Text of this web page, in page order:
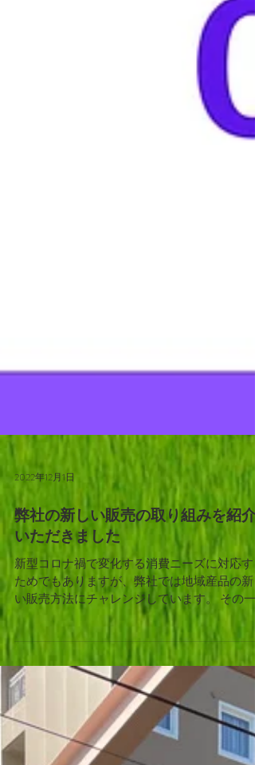
2022年12月1日
弊社の新しい販売の取り組みを紹介
いただきました
新型コロナ禍で変化する消費ニーズに対応す
ためでもありますが、弊社では地域産品の新
い販売方法にチャレンジしています。 その一
が「なるほど！マーケット」です。 ICT企業社
員向けの地域紹介セミナーと商品紹介を同時
実施する「ライブコマース」です。その取り
みを下記のサイト...